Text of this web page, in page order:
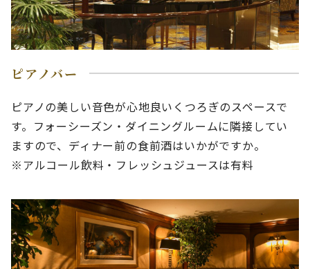
ピアノバー
ピアノの美しい音色が心地良いくつろぎのスペースで
す。フォーシーズン・ダイニングルームに隣接してい
ますので、ディナー前の食前酒はいかがですか。
※アルコール飲料・フレッシュジュースは有料